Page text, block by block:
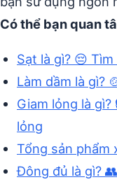
Có thể bạn quan
Sạt là gì? 😔
Làm dầm là gì?
Giam lỏng là gì?
lỏng
Tổng sản phẩm
Đông đủ là gì?